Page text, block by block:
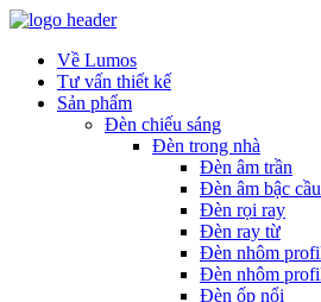
Về Lumos
Tư vấn thiết kế
Sản phẩm
Đèn chiếu sáng
Đèn trong nhà
Đèn âm trần
Đèn âm bậc
Đèn rọi ray
Đèn ray từ
Đèn nhôm
Đèn nhôm
Đèn ốp nổi